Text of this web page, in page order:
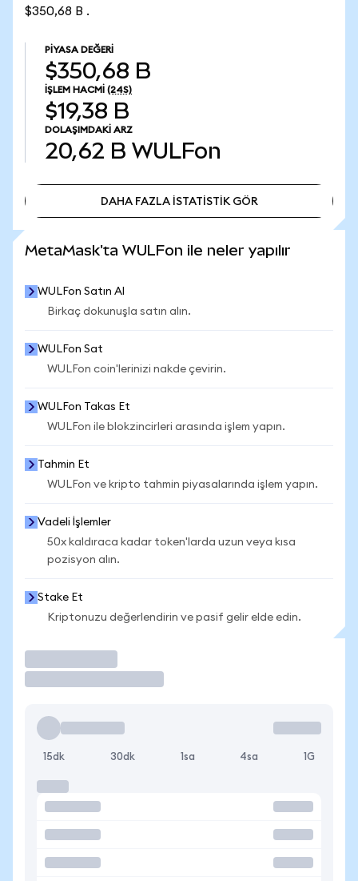
$350,68 B .
PIYASA DEĞERI
$350,68 B
İŞLEM HACMI (24S)
$19,38 B
DOLAŞIMDAKI ARZ
20,62 B WULFon
DAHA FAZLA İSTATİSTİK GÖR
MetaMask'ta WULFon ile neler yapılır
WULFon Satın Al
Birkaç dokunuşla satın alın.
WULFon Sat
WULFon coin'lerinizi nakde çevirin.
WULFon Takas Et
WULFon ile blokzincirleri arasında işlem yapın.
Tahmin Et
WULFon ve kripto tahmin piyasalarında işlem yapın.
Vadeli İşlemler
50x kaldıraca kadar token'larda uzun veya kısa
pozisyon alın.
Stake Et
Kriptonuzu değerlendirin ve pasif gelir elde edin.
15dk 30dk 1sa 4sa 1G